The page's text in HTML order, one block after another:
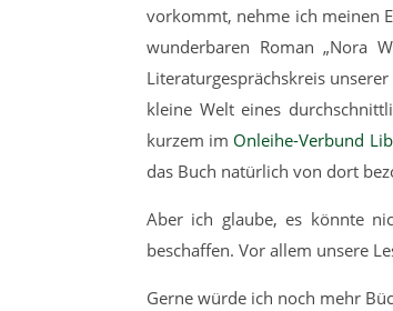
vorkommt, nehme ich meinen
wunderbaren Roman „Nora
Literaturgesprächskreis
kleine Welt eines
kurzem im Onleihe-Verbund
das Buch natürlich von dort
Aber ich glaube, es könnte
beschaffen. Vor allem unsere
Gerne würde ich noch mehr